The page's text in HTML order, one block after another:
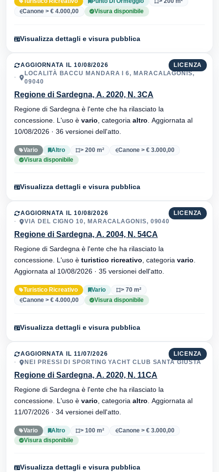
Canone > € 4.000,00
Visura disponibile
Visualizza dettagli e visura pubblica
LICENZA
AGGIORNATA IL 10/08/2026
LOCALITÀ BACCU MANDARA I 6, MARACALAGONIS,
09040
Regione di Sardegna, A. 2020, N. 3CA
Regione di Sardegna è l'ente che ha rilasciato la
concessione. L'uso è vario , categoria altro
10/08/2026 · 36 versionei dell'atto.
Vario Altro > 200 m²
Canone > € 3.000,00
Visura disponibile
Visualizza dettagli e visura pubblica
LICENZA
AGGIORNATA IL 10/08/2026
VIA DEL CIGNO 10, MARACALAGONIS, 09040
Regione di Sardegna, A. 2004, N. 54CA
Regione di Sardegna è l'ente che ha rilasciato la
concessione. L'uso è turistico ricreativo , categoria vario
Aggiornata al 10/08/2026 · 35 versionei dell'atto.
Turistico Ricreativo Vario
> 70 m²
Canone > € 4.000,00
Visura disponibile
Visualizza dettagli e visura pubblica
LICENZA
AGGIORNATA IL 11/07/2026
NEI PRESSI DI SPORTING YACHT CLUB SANTA GIUSTA
Regione di Sardegna, A. 2020, N. 11CA
Regione di Sardegna è l'ente che ha rilasciato la
concessione. L'uso è vario , categoria altro
11/07/2026 · 34 versionei dell'atto.
Vario Altro > 100 m²
Canone > € 3.000,00
Visura disponibile
Visualizza dettagli e visura pubblica